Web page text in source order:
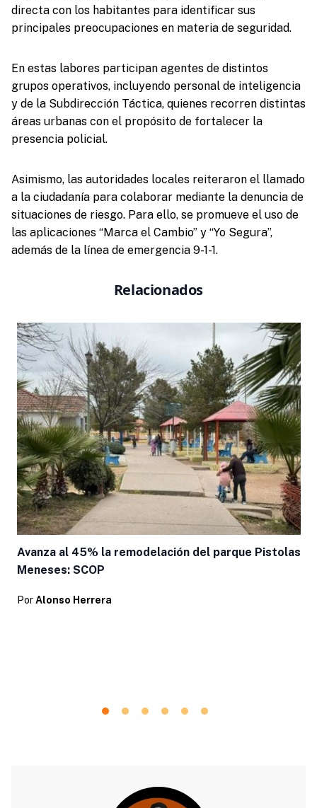
directa con los habitantes para identificar sus
principales preocupaciones en materia de seguridad.
En estas labores participan agentes de distintos
grupos operativos, incluyendo personal de inteligencia
y de la Subdirección Táctica, quienes recorren distintas
áreas urbanas con el propósito de fortalecer la
presencia policial.
Asimismo, las autoridades locales reiteraron el llamado
a la ciudadanía para colaborar mediante la denuncia de
situaciones de riesgo. Para ello, se promueve el uso de
las aplicaciones “Marca el Cambio” y “Yo Segura”,
además de la línea de emergencia 9-1-1.
Relacionados
Avanza al 45% la remodelación del parque Pistolas
Meneses: SCOP
Por Alonso Herrera